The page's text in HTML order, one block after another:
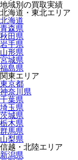
地域別の買取実績
北海道・東北エリア
北海道
青森県
秋田県
岩手県
山形県
宮城県
福島県
関東エリア
東京都
神奈川県
千葉県
埼玉県
茨城県
栃木県
群馬県
山梨県
信越・北陸エリア
新潟県